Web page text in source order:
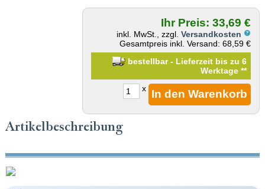
Ihr Preis: 33,69 €
inkl. MwSt., zzgl.Versandkosten
Gesamtpreis inkl. Versand: 68,59 €
bestellbar - Lieferzeit bis zu 6
Werktage**
x
Artikelbeschreibung